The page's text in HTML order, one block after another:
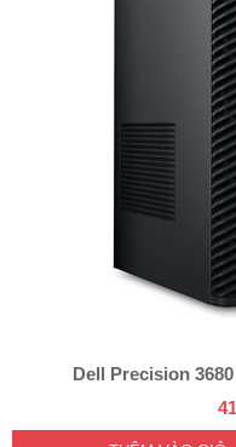
Dell Precision